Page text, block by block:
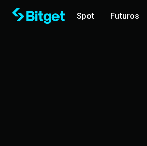
Spot Futuros